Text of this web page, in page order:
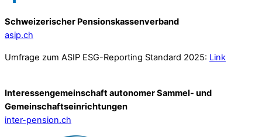
Schweizerischer Pensionskassenverband
asip.ch
Umfrage zum ASIP ESG-Reporting Standard 2025: Link
Interessengemeinschaft autonomer Sammel- und
Gemeinschafts­einrichtungen
inter-pension.ch